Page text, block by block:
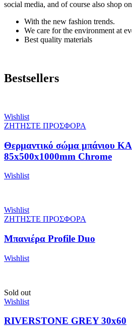
social media, and of course also shop
With the new fashion trends.
We care for the environment at
Best quality materials
Bestsellers
Wishlist
ΖΗΤΗΣΤΕ ΠΡΟΣΦΟΡΑ
Θερμαντικό σώμα μπάνιου
85x500x1000mm Chrome
Wishlist
Wishlist
ΖΗΤΗΣΤΕ ΠΡΟΣΦΟΡΑ
Μπανιέρα Profile Duo
Wishlist
Sold out
Wishlist
RIVERSTONE GREY 30x60